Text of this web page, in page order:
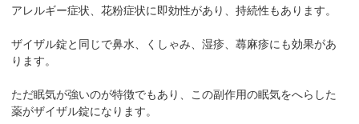
アレルギー症状、花粉症状に即効性があり、持続性もあります。
ザイザル錠と同じで鼻水、くしゃみ、湿疹、蕁麻疹にも効果があ
ります。
ただ眠気が強いのが特徴でもあり、この副作用の眠気をへらした
薬がザイザル錠になります。